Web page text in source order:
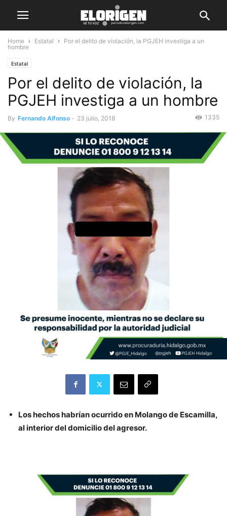
Home Estatal
Por el delito de violación, la PGJEH investiga a un
hombre
Estatal
Por el delito de violación, la
PGJEH investiga a un hombre
By Fernando Alfonso - 23 julio, 2018 1335
Los hechos habrían ocurrido en Molango de Escamilla,
al interior del domicilio del agresor.